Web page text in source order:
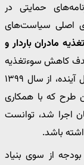
حمایتی در
اصلی سیاست‌های
تغذیه مادران باردار و
هدف کاهش سوءتغذیه
در دهک‌های پایین جامعه و ارتقای سلامت نسل آینده، از سال ۱۳۹۹
داشت. این طرح که با همکاری
اجرا شد، توانست
باشد.
از سوی بنیاد